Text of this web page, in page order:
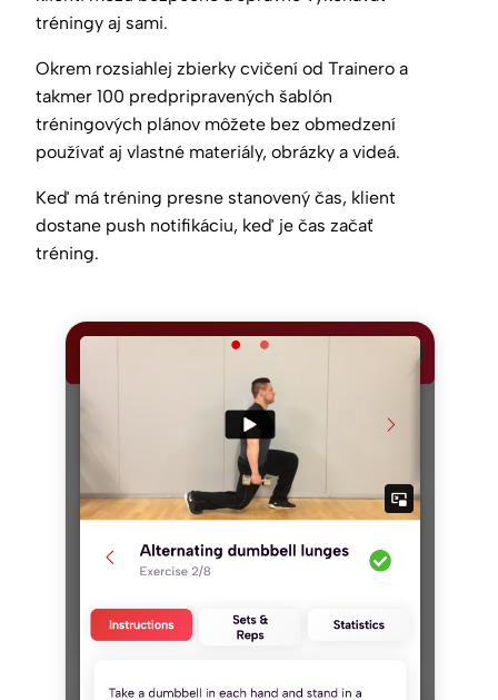
tréningy aj sami.
Okrem rozsiahlej zbierky cvičení od Trainero a
takmer 100 predpripravených šablón
tréningových plánov môžete bez obmedzení
používať aj vlastné materiály, obrázky a videá.
Keď má tréning presne stanovený čas, klient
dostane push notifikáciu, keď je čas začať
tréning.